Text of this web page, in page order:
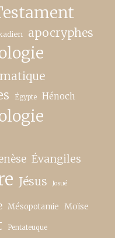
apocryphes
Égypte Hénoch
Évangiles
Jésus Josué
Mésopotamie Moïse
Pentateuque